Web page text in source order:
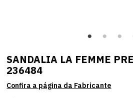
SANDALIA LA FEMME
236484